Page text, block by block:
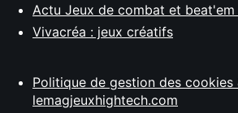
Actu Jeux de combat et beat'em
Vivacréa : jeux créatifs
Politique de gestion des cookies
lemagjeuxhightech.com